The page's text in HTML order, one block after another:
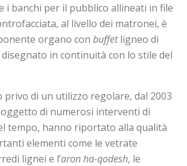
i banchi per il pubblico allineati in file
al livello dei matronei, è
organo con buffetligneo di
in continuità con lo stile del
privo di un utilizzo regolare, dal 2003
oggetto di numerosi interventi di
tempo, hanno riportato alla qualità
elementi come le vetrate
lignei e l’aron ha-qodesh, le